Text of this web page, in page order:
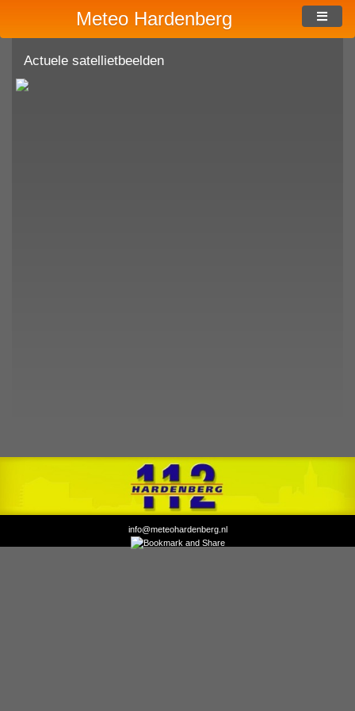
Meteo Hardenberg
Actuele satellietbeelden
info@meteohardenberg.nl